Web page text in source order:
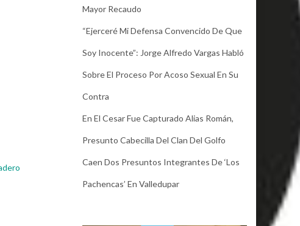
Mayor Recaudo
“Ejerceré Mi Defensa Convencido De Que
Soy Inocente”: Jorge Alfredo Vargas Habló
Sobre El Proceso Por Acoso Sexual En Su
Contra
En El Cesar Fue Capturado Alias Román,
Presunto Cabecilla Del Clan Del Golfo
Caen Dos Presuntos Integrantes De ‘Los
Pachencas’ En Valledupar